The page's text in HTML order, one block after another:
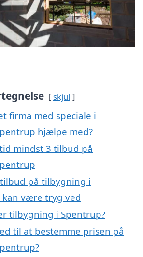
skjul
firma med speciale i
hjælpe med?
mindst 3 tilbud på
på tilbygning i
kan være tryg ved
tilbygning i Spentrup?
til at bestemme prisen på